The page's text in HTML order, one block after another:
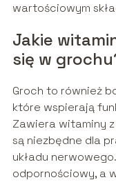
wartościowym
Jakie
się w
Groch to również
które wspierają
Zawiera witaminy z
są niezbędne dla
układu
odpornościowy, a